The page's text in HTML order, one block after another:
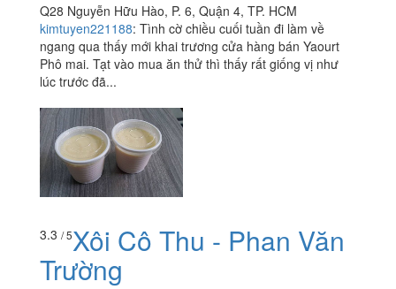
Q28 Nguyễn Hữu Hào, P. 6, Quận 4, TP. HCM
kimtuyen221188: Tình cờ chiều cuối tuần đi làm về
ngang qua thấy mới khai trương cửa hàng bán Yaourt
Phô mai. Tạt vào mua ăn thử thì thấy rất giống vị như
lúc trước đã...
3.3 / 5Xôi Cô Thu - Phan Văn
Trường